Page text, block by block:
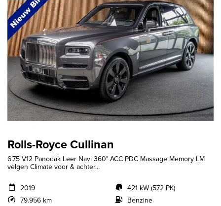
Rolls-Royce Cullinan
6.75 V12 Panodak Leer Navi 360° ACC PDC Massage Memory LM
velgen Climate voor & achter...
2019
79.956 km
421 kW (572 PK)
Benzine